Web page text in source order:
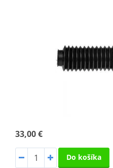
33,00 €
Do košíka